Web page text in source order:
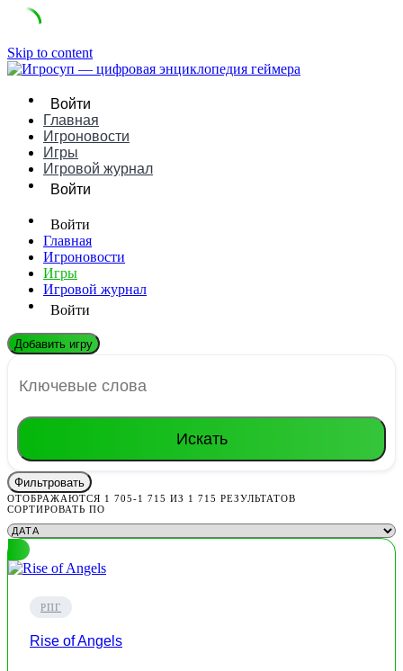
Skip to content
Войти
Главная
Игроновости
Игры
Игровой журнал
Войти
Войти
Главная
Игроновости
Игры
Игровой журнал
Войти
Добавить игру
Искать
Фильтровать
ОТОБРАЖАЮТСЯ 1 705-1 715 ИЗ 1 715 РЕЗУЛЬТАТОВ
СОРТИРОВАТЬ ПО
РПГ
Rise of Angels